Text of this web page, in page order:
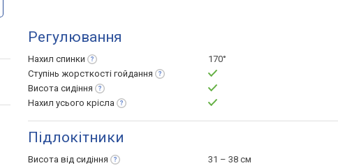
Регулювання
Нахил спинки
170°
Ступінь жорсткості гойдання
Висота сидіння
Нахил усього крісла
Підлокітники
Висота від сидіння
31 – 38 см